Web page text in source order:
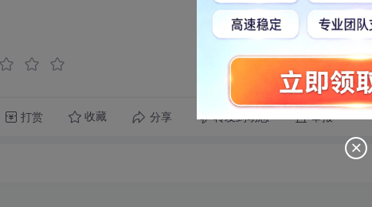
打赏 收藏 分享 转发到动态 举报